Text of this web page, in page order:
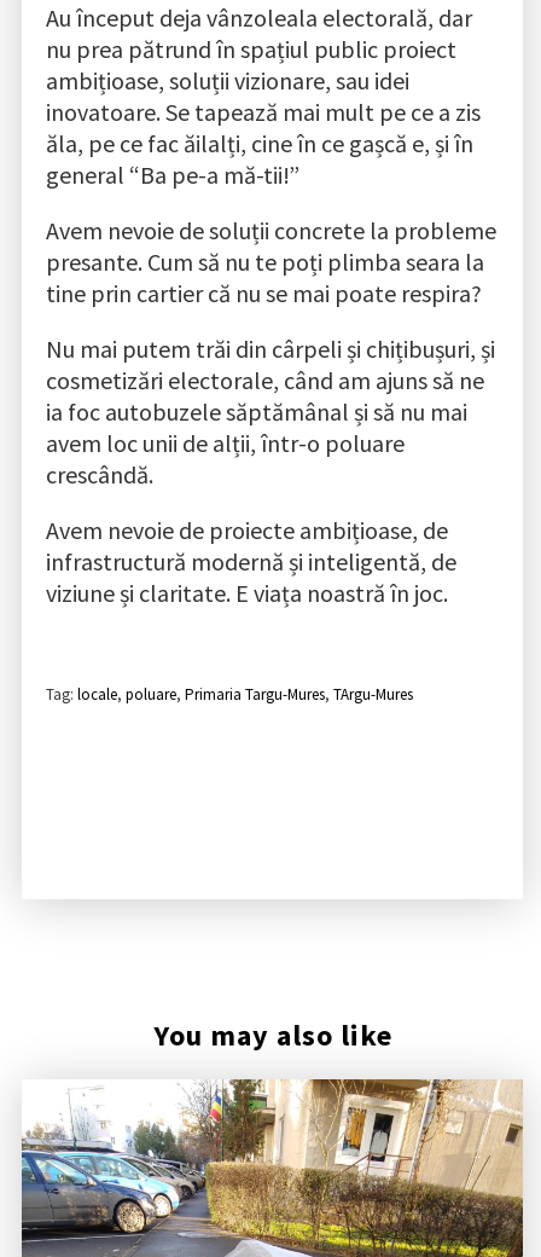
Au început deja vânzoleala electorală, dar
nu prea pătrund în spațiul public proiect
ambițioase, soluții vizionare, sau idei
inovatoare. Se tapează mai mult pe ce a zis
ăla, pe ce fac ăilalți, cine în ce gașcă e, și în
general “Ba pe-a mă-tii!”
Avem nevoie de soluții concrete la probleme
presante. Cum să nu te poți plimba seara la
tine prin cartier că nu se mai poate respira?
Nu mai putem trăi din cârpeli și chițibușuri, și
cosmetizări electorale, când am ajuns să ne
ia foc autobuzele săptămânal și să nu mai
avem loc unii de alții, într-o poluare
crescândă.
Avem nevoie de proiecte ambițioase, de
infrastructură modernă și inteligentă, de
viziune și claritate. E viața noastră în joc.
Tag: locale, poluare, Primaria Targu-Mures, TArgu-Mures
You may also like